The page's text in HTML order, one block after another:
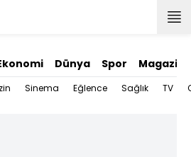
Dünya Spor Magazin
Sinema Eğlence Sağlık TV